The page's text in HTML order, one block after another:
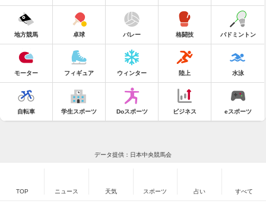
地方競馬 卓球 バレー 格闘技 バドミントン
モーター フィギュア ウィンター 陸上 水泳
自転車 学生スポーツ Doスポーツ ビジネス eスポーツ
データ提供：日本中央競馬会
TOP ニュース 天気 スポーツ 占い すべて